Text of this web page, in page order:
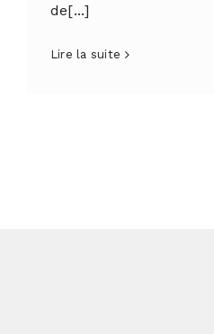
de[...]
Lire la suite